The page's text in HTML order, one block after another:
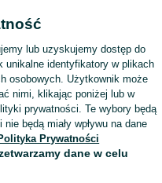
Wyświetlenia:
Kup
lub uzyskujemy dostęp do
unikalne identyfikatory w plikach
osobowych. Użytkownik może
nimi, klikając poniżej lub w
prywatności. Te wybory będą
będą miały wpływu na dane
Prywatności
dane w celu